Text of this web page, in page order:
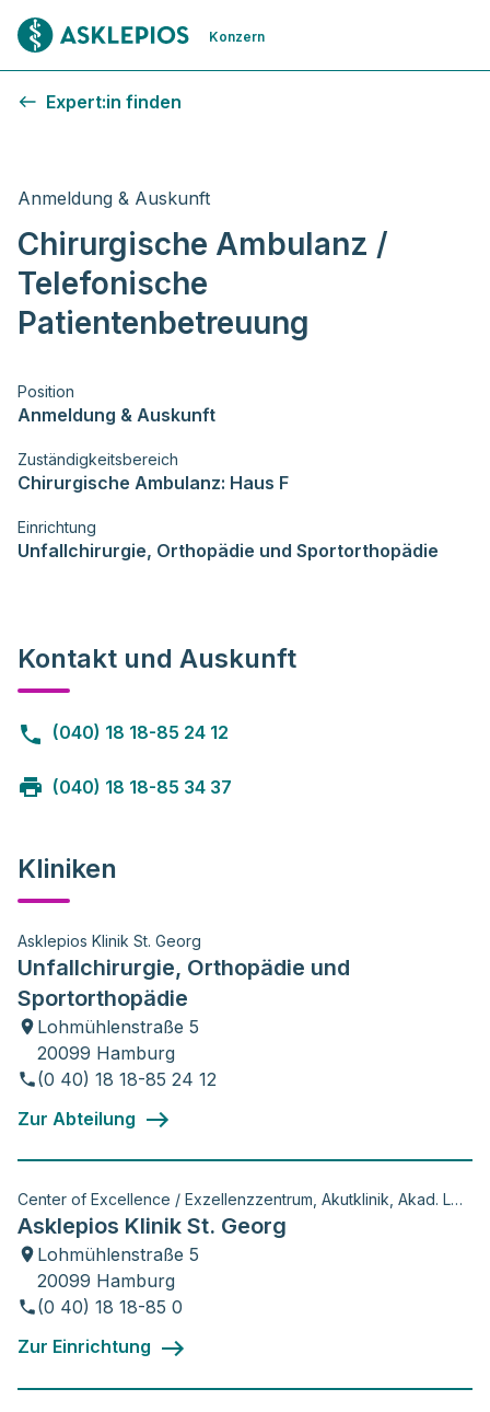
Zur Startseite
Konzern
Expert:in finden
Anmeldung & Auskunft
Chirurgische Ambulanz /
Telefonische
Patientenbetreuung
Position
Anmeldung & Auskunft
Zuständigkeitsbereich
Chirurgische Ambulanz: Haus F
Einrichtung
Unfallchirurgie, Orthopädie und Sportorthopädie
Kontakt und Auskunft
(040) 18 18-85 24 12
(040) 18 18-85 34 37
Kliniken
Asklepios Klinik St. Georg
Unfallchirurgie, Orthopädie und
Sportorthopädie
Lohmühlenstraße 5
20099 Hamburg
(0 40) 18 18-85 24 12
Zur Abteilung
Center of Excellence / Exzellenzzentrum, Akutklinik, Akad. Lehrkrankenhaus, Wiss. Aktivitäten
Asklepios Klinik St. Georg
Lohmühlenstraße 5
20099 Hamburg
(0 40) 18 18-85 0
Zur Einrichtung